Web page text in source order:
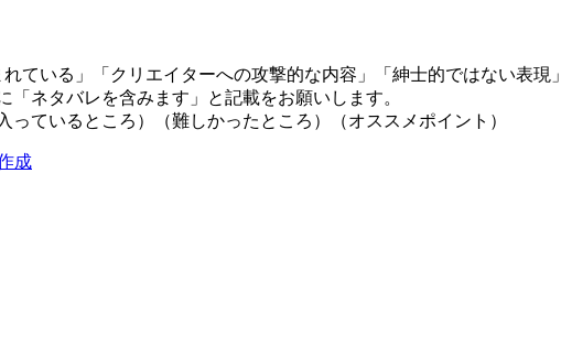
ている」「クリエイターへの攻撃的な内容」「紳士的ではない表現」
ネタバレを含みます」と記載をお願いします。
ているところ）（難しかったところ）（オススメポイント）
成